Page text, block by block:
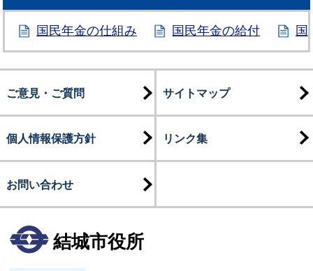
国民年金の仕組み 国民年金の給付 国
ご意見・ご質問 サイトマップ
個人情報保護方針 リンク集
お問い合わせ
結城市役所